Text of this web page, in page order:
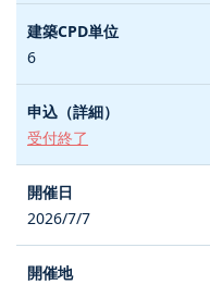
6
受付終了
2026/7/7